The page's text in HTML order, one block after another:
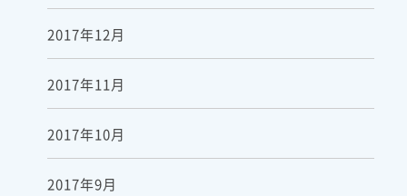
2017年12月
2017年11月
2017年10月
2017年9月